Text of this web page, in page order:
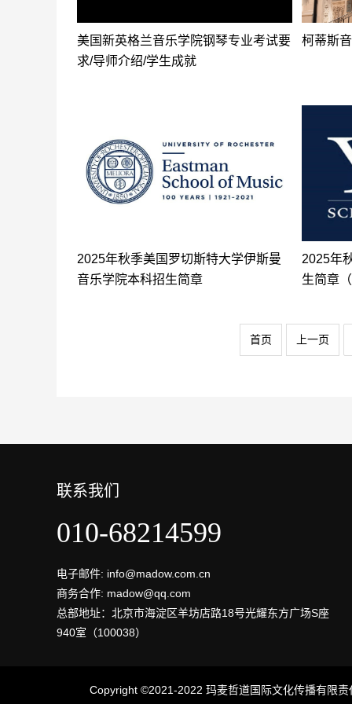
美国新英格兰音乐学院钢琴专业考试要
求/导师介绍/学生成就
柯蒂斯
2025年秋季美国罗切斯特大学伊斯曼
音乐学院本科招生简章
2025年
生简章
首页 上一页
联系我们
010-68214599
电子邮件: info@madow.com.cn
商务合作: madow@qq.com
总部地址：北京市海淀区羊坊店路18号光耀东方广场S座
940室（100038）
Copyright ©2021-2022 玛麦哲道国际文化传播有限